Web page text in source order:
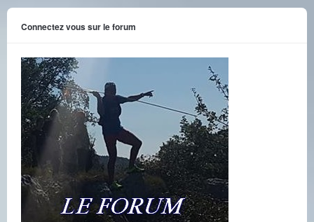
Connectez vous sur le forum